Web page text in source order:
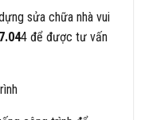
sửa chữa nhà vui
4 để được tư vấn